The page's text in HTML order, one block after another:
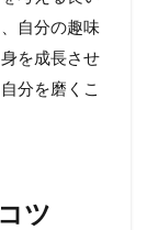
自分の趣味
を成長させ
分を磨くこ
ツ